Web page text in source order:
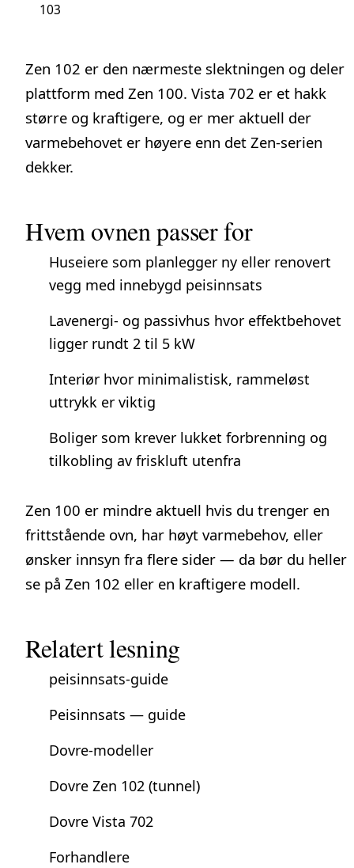
103
Zen 102 er den nærmeste slektningen og deler
plattform med Zen 100. Vista 702 er et hakk
større og kraftigere, og er mer aktuell der
varmebehovet er høyere enn det Zen-serien
dekker.
Hvem ovnen passer for
Huseiere som planlegger ny eller renovert
vegg med innebygd peisinnsats
Lavenergi- og passivhus hvor effektbehovet
ligger rundt 2 til 5 kW
Interiør hvor minimalistisk, rammeløst
uttrykk er viktig
Boliger som krever lukket forbrenning og
tilkobling av friskluft utenfra
Zen 100 er mindre aktuell hvis du trenger en
frittstående ovn, har høyt varmebehov, eller
ønsker innsyn fra flere sider — da bør du heller
se på Zen 102 eller en kraftigere modell.
Relatert lesning
peisinnsats-guide
Peisinnsats — guide
Dovre-modeller
Dovre Zen 102 (tunnel)
Dovre Vista 702
Forhandlere